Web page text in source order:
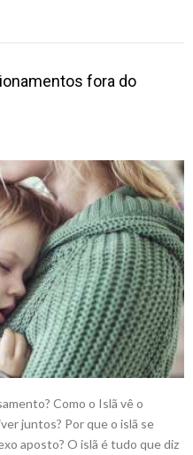
fora do
Como o Islã vê o
juntos? Por que o islã se
aposto? O islã é tudo que diz